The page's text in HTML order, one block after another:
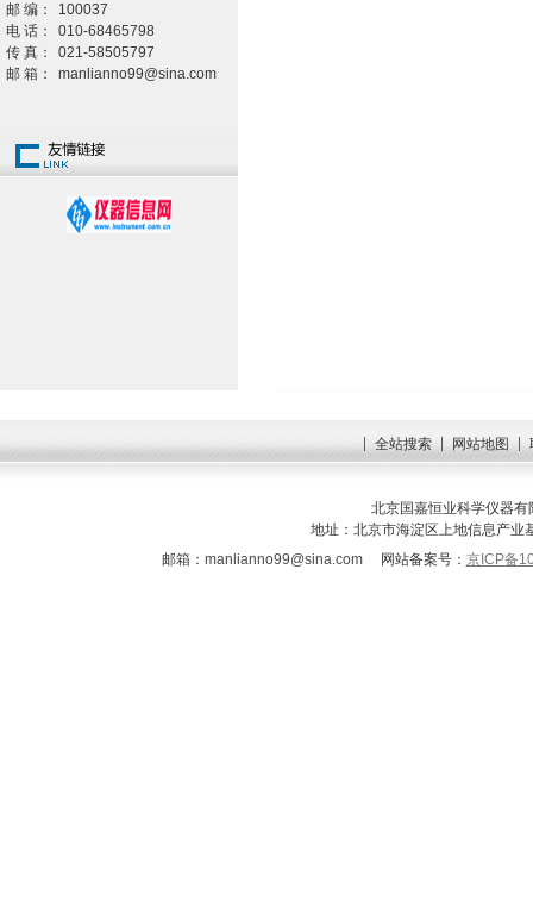
邮 编：
100037
电 话：
010-68465798
传 真：
021-58505797
邮 箱：
manlianno99@sina.com
全站搜索 网站地图
北京国嘉恒业科学仪器
地址：北京市海淀区上地信息产
邮箱： manlianno99@sina.com 网站备案号： 京ICP备